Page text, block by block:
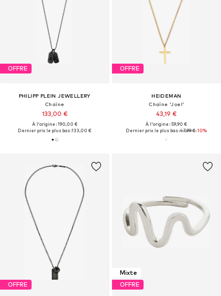
OFFRE
PHILIPP PLEIN JEWELLERY
Chaîne
133,00 €
À l'origine : 190,00 €
Dernier prix le plus bas :133,00 €
OFFRE
HEIDEMAN
Chaîne 'Joel'
43,19 €
À l'origine : 59,90 €
Dernier prix le plus bas :47,99 €-10%
OFFRE
Mixte
OFFRE